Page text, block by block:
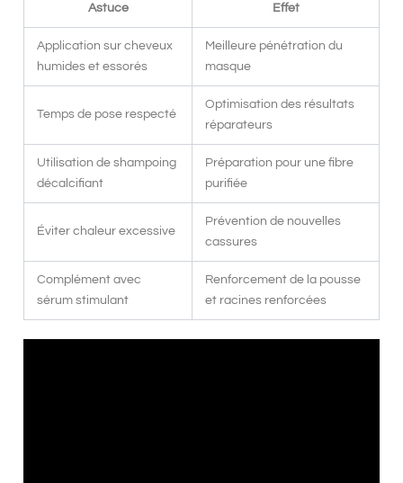
Astuce Effet
Application sur cheveux
humides et essorés
Meilleure pénétration du
masque
Temps de pose respecté
Optimisation des résultats
réparateurs
Utilisation de shampoing
décalcifiant
Préparation pour une fibre
purifiée
Éviter chaleur excessive
Prévention de nouvelles
cassures
Complément avec
sérum stimulant
Renforcement de la pousse
et racines renforcées